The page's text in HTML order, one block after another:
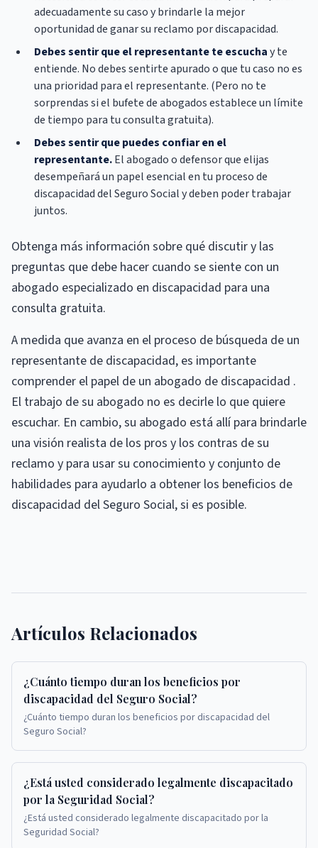
adecuadamente su caso y brindarle la mejor
oportunidad de ganar su reclamo por discapacidad.
Debes sentir que el representante te escuchay te
entiende. No debes sentirte apurado o que tu caso no es
una prioridad para el representante. (Pero no te
sorprendas si el bufete de abogados establece un límite
de tiempo para tu consulta gratuita).
Debes sentir que puedes confiar en el
representante.El abogado o defensor que elijas
desempeñará un papel esencial en tu proceso de
discapacidad del Seguro Social y deben poder trabajar
juntos.
Obtenga más información sobre qué discutir y las
preguntas que debe hacer cuando se siente con un
abogado especializado en discapacidad para una
consulta gratuita.
A medida que avanza en el proceso de búsqueda de un
representante de discapacidad, es importante
comprender el papel de un abogado de discapacidad .
El trabajo de su abogado no es decirle lo que quiere
escuchar. En cambio, su abogado está allí para brindarle
una visión realista de los pros y los contras de su
reclamo y para usar su conocimiento y conjunto de
habilidades para ayudarlo a obtener los beneficios de
discapacidad del Seguro Social, si es posible.
Artículos Relacionados
¿Cuánto tiempo duran los beneficios por
discapacidad del Seguro Social?
¿Cuánto tiempo duran los beneficios por discapacidad del
Seguro Social?
¿Está usted considerado legalmente discapacitado
por la Seguridad Social?
¿Está usted considerado legalmente discapacitado por la
Seguridad Social?